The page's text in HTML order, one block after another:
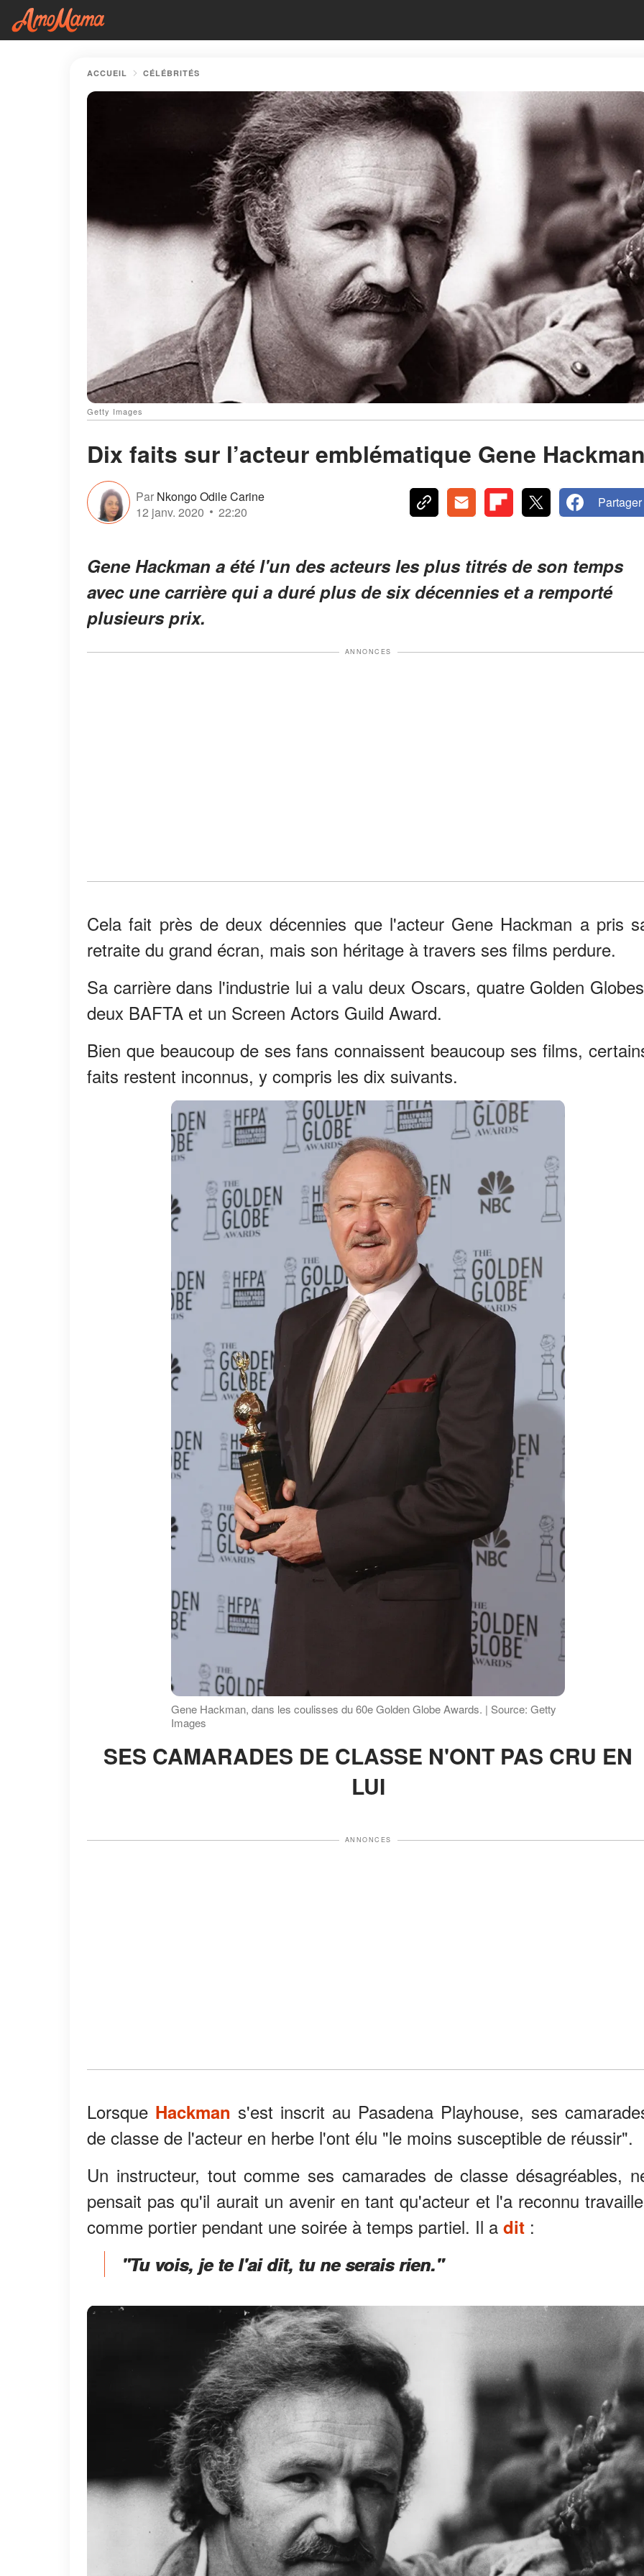
ACCUEIL CÉLÉBRITÉS
Getty Images
Dix faits sur l’acteur emblématique Gene
Par Nkongo Odile Carine
12 janv. 2020
22:20
Partager
Gene Hackman a été l'un des acteurs les plus titrés de son temps
avec une carrière qui a duré plus de six décennies et a remporté
plusieurs prix.
ANNONCES
Cela fait près de deux décennies que l'acteur Gene Hackman a pris
retraite du grand écran, mais son héritage à travers ses films perdure.
Sa carrière dans l'industrie lui a valu deux Oscars, quatre Golden
deux BAFTA et un Screen Actors Guild Award.
Bien que beaucoup de ses fans connaissent beaucoup ses films,
faits restent inconnus, y compris les dix suivants.
Gene Hackman, dans les coulisses du 60e Golden Globe Awards. | Source: Getty
Images
SES CAMARADES DE CLASSE N'ONT PAS CRU EN
LUI
ANNONCES
Lorsque Hackman s'est inscrit au Pasadena Playhouse, ses
de classe de l'acteur en herbe l'ont élu "le moins susceptible de réussir".
Un instructeur, tout comme ses camarades de classe désagréables,
pensait pas qu'il aurait un avenir en tant qu'acteur et l'a reconnu
comme portier pendant une soirée à temps partiel. Il a dit :
"Tu vois, je te l'ai dit, tu ne serais rien."